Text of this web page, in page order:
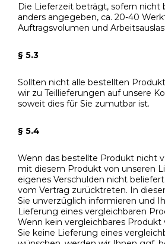
Die Lieferzeit beträgt, sofern nicht
anders angegeben, ca. 20-40
Auftragsvolumen und
§ 5.3
Sollten nicht alle bestellten
wir zu Teillieferungen auf unsere
soweit dies für Sie zumutbar ist.
§ 5.4
Wenn das bestellte Produkt nicht
mit diesem Produkt von unseren
eigenes Verschulden nicht
vom Vertrag zurücktreten. In
Sie unverzüglich informieren und
Lieferung eines vergleichbaren
Wenn kein vergleichbares Produkt
Sie keine Lieferung eines